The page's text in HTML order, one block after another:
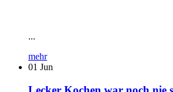
...
mehr
01 Jun